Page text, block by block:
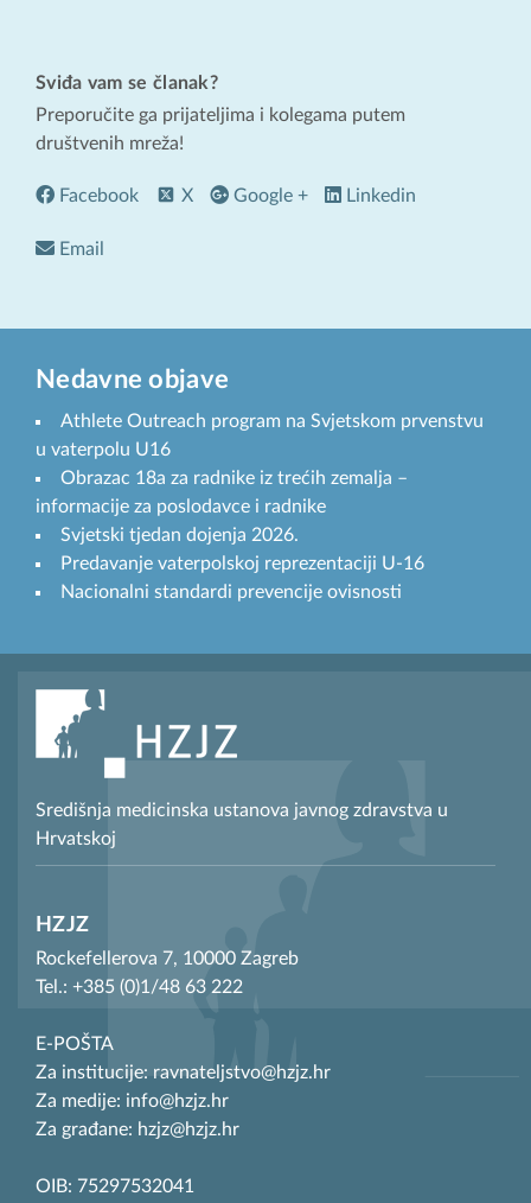
Sviđa vam se članak?
Preporučite ga prijateljima i kolegama putem
društvenih mreža!
Facebook X Google + Linkedin
Email
Nedavne objave
Athlete Outreach program na Svjetskom prvenstvu
u vaterpolu U16
Obrazac 18a za radnike iz trećih zemalja –
informacije za poslodavce i radnike
Svjetski tjedan dojenja 2026.
Predavanje vaterpolskoj reprezentaciji U-16
Nacionalni standardi prevencije ovisnosti
Središnja medicinska ustanova javnog zdravstva u
Hrvatskoj
HZJZ
Rockefellerova 7, 10000 Zagreb
Tel.: +385 (0)1/48 63 222
E-POŠTA
Za institucije: ravnateljstvo@hzjz.hr
Za medije: info@hzjz.hr
Za građane: hzjz@hzjz.hr
OIB: 75297532041